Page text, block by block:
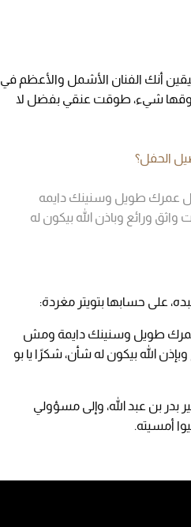
أنك الفنان الأشمل والأعظم في
يفوقها شيء، طوقت عنقي بفضل لا
الحفل؟
عمرك طويل وسنينك دايمه
ورائع وباذن الله بيكون له
على حسابها بتويتر مغردة:
عمرك طويل وسنينك دايمة ومش
الله بيكون له شأن، شكرًا يا بو
بدر بن عبد الله، وإلى مسؤولي
أمسيته.